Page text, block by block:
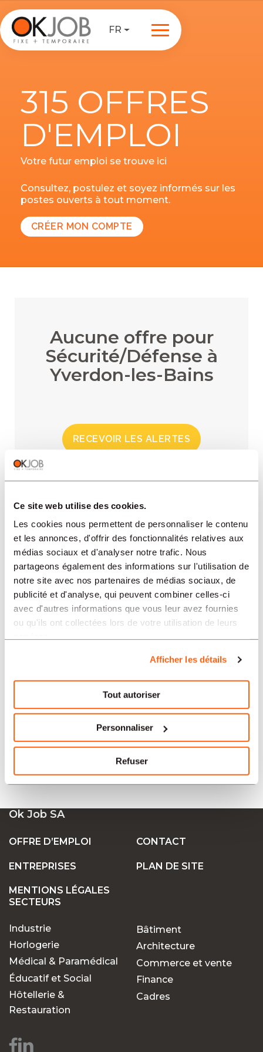
Ce site web utilise des cookies.
Les cookies nous permettent de personnaliser le contenu
et les annonces, d'offrir des fonctionnalités relatives aux
médias sociaux et d'analyser notre trafic. Nous
partageons également des informations sur l'utilisation de
notre site avec nos partenaires de médias sociaux, de
publicité et d'analyse, qui peuvent combiner celles-ci
avec d'autres informations que vous leur avez fournies
ou qu'ils ont collectées lors de votre utilisation de leurs
Afficher les détails
Tout autoriser
Personnaliser
Refuser
FR
315 OFFRES
D'EMPLOI
Votre futur emploi se trouve ici
Consultez, postulez et soyez informés sur les
postes ouverts à tout moment.
CRÉER MON COMPTE
Aucune offre pour
Sécurité/Défense à
Yverdon-les-Bains
RECEVOIR LES ALERTES
RÉGIONS
SECTEURS
PROFESSION
offres dans d'autres régions :
Offres d'emploi Sécurité/Défense Bienne
Ok Job SA
OFFRE D’EMPLOI
ENTREPRISES
MENTIONS LÉGALES
CONTACT
PLAN DE SITE
SECTEURS
Industrie
Horlogerie
Médical & Paramédical
Éducatif et Social
Hôtellerie &
Restauration
Bâtiment
Architecture
Commerce et vente
Finance
Cadres